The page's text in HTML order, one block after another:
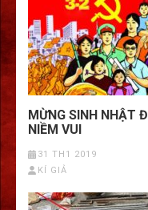
MỪNG SINH NHẬT
NIỀM VUI
31 TH1 2019
KÍ GIẢ